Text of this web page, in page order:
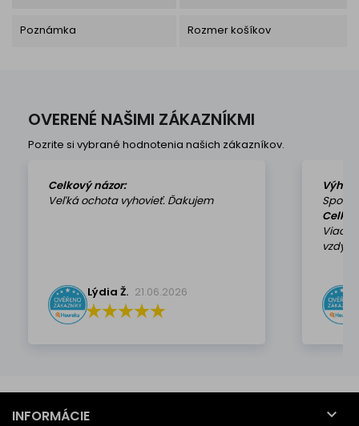
Poznámka Rozmer košíkov
OVERENÉ NAŠIMI ZÁKAZNÍKMI
Pozrite si vybrané hodnotenia našich zákazníkov.
Celkový názor:
Veľká ochota vyhovieť. Ďakujem
Lýdia Ž. 21.06.2026
vzdy k
INFORMÁCIE 